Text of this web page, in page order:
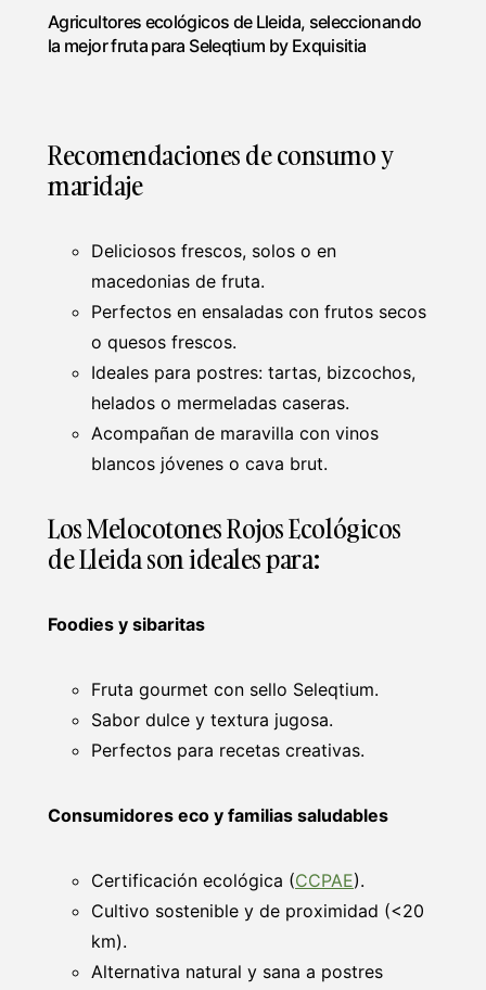
Agricultores ecológicos de Lleida, seleccionando
la mejor fruta para Seleqtium by Exquisitia
Recomendaciones de consumo y
maridaje
Deliciosos frescos, solos o en
macedonias de fruta.
Perfectos en ensaladas con frutos secos
o quesos frescos.
Ideales para postres: tartas, bizcochos,
helados o mermeladas caseras.
Acompañan de maravilla con vinos
blancos jóvenes o cava brut.
Los Melocotones Rojos Ecológicos
de Lleida son ideales para:
Foodies y sibaritas
Fruta gourmet con sello Seleqtium.
Sabor dulce y textura jugosa.
Perfectos para recetas creativas.
Consumidores eco y familias saludables
Certificación ecológica (CCPAE).
Cultivo sostenible y de proximidad (<20
km).
Alternativa natural y sana a postres